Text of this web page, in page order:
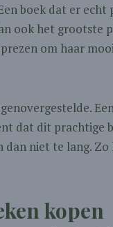
boek dat er
ook het grootste
om haar
dat dit prachtige
dan niet te lang.
kopen